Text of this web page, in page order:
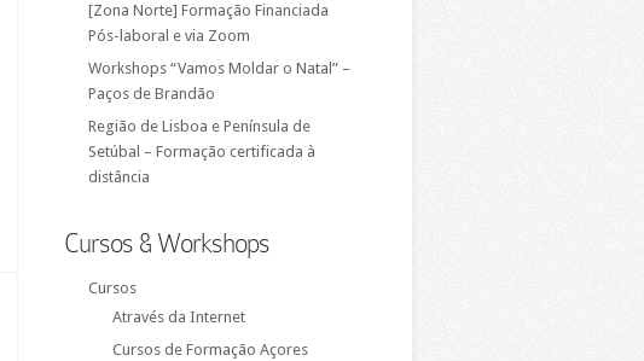
[Zona Norte] Formação Financiada
Pós-laboral e via Zoom
Workshops “Vamos Moldar o Natal” –
Paços de Brandão
Região de Lisboa e Península de
Setúbal – Formação certificada à
distância
Cursos & Workshops
Cursos
Através da Internet
Cursos de Formação Açores